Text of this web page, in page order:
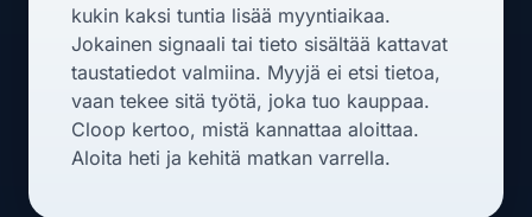
kukin kaksi tuntia lisää myyntiaikaa.
Jokainen signaali tai tieto sisältää kattavat
taustatiedot valmiina. Myyjä ei etsi tietoa,
vaan tekee sitä työtä, joka tuo kauppaa.
Cloop kertoo, mistä kannattaa aloittaa.
Aloita heti ja kehitä matkan varrella.